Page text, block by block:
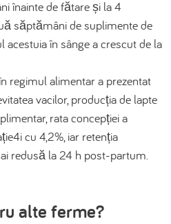
înainte de fătare și la 4
săptămâni de suplimente de
acestuia în sânge a crescut de la
regimul alimentar a prezentat
vacilor, producția de lapte
rata concepției a
cu 4,2%, iar retenția
redusă la 24 h post-partum.
alte ferme?